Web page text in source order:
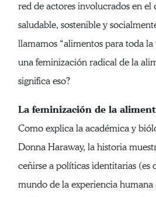
red de actores involucrados en
saludable, sostenible y
llamamos “alimentos para toda la
una feminización radical de la
significa eso?
La feminización de la
Como explica la académica y
Donna Haraway, la historia
ceñirse a políticas identitarias (es
mundo de la experiencia humana